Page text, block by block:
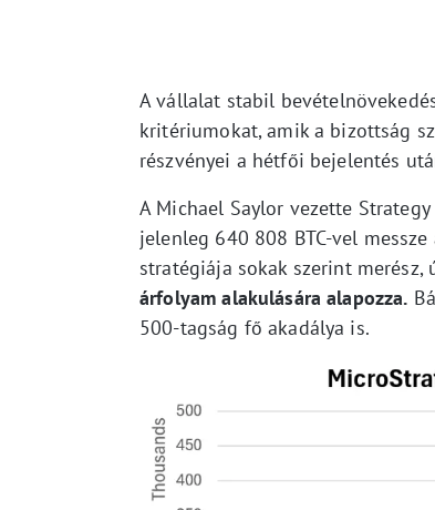
A vállalat stabil
kritériumokat, amik a bizottság
részvényei a hétfői bejelentés
A Michael Saylor vezette
jelenleg 640 808 BTC-vel
stratégiája sokak szerint
árfolyam alakulására alapozza.
500-tagság fő akadálya is.